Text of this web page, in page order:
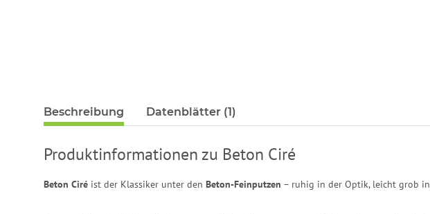
Beschreibung Datenblätter (1)
Produktinformationen zu Beton Ciré
Beton Ciré ist der Klassiker unter den Beton-Feinputzen – ruhig in der Optik, leicht grob in